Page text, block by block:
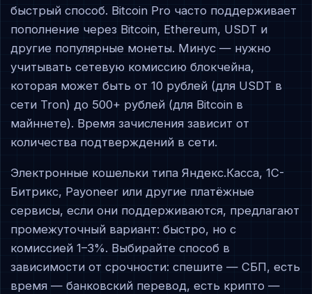
быстрый способ. Bitcoin Pro часто поддерживает
пополнение через Bitcoin, Ethereum, USDT и
другие популярные монеты. Минус — нужно
учитывать сетевую комиссию блокчейна,
которая может быть от 10 рублей (для USDT в
сети Tron) до 500+ рублей (для Bitcoin в
майннете). Время зачисления зависит от
количества подтверждений в сети.
Электронные кошельки типа Яндекс.Касса, 1C-
Битрикс, Payoneer или другие платёжные
сервисы, если они поддерживаются, предлагают
промежуточный вариант: быстро, но с
комиссией 1–3%. Выбирайте способ в
зависимости от срочности: спешите — СБП, есть
время — банковский перевод, есть крипто —